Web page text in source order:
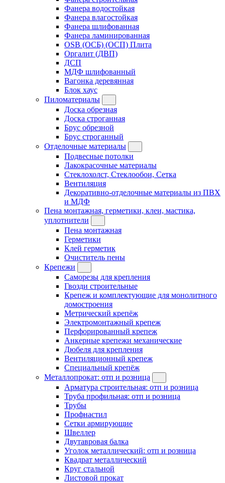
Фанера водостойкая
Фанера влагостойкая
Фанера шлифованная
Фанера ламинированная
OSB (ОСБ) (ОСП) Плита
Оргалит (ДВП)
ДСП
МДФ шлифованный
Вагонка деревянная
Блок хаус
Пиломатериалы
Доска обрезная
Доска строганная
Брус обрезной
Брус строганный
Отделочные материалы
Подвесные потолки
Лакокрасочные материалы
Стеклохолст, Стеклообои, Сетка
Вентиляция
Декоративно-отделочные материалы из ПВХ
и МДФ
Пена монтажная, герметики, клеи, мастика,
уплотнители
Пена монтажная
Герметики
Клей герметик
Очиститель пены
Крепежи
Саморезы для крепления
Гвозди строительные
Крепеж и комплектующие для монолитного
домостроения
Метрический крепёж
Электромонтажный крепеж
Перфорированный крепеж
Анкерные крепежи механические
Дюбеля для крепления
Вентиляционный крепеж
Специальный крепёж
Металлопрокат: отп и розница
Арматура строительная: отп и розница
Труба профильная: отп и розница
Трубы
Профнастил
Сетки армирующие
Швеллер
Двутавровая балка
Уголок металлический: отп и розница
Квадрат металлический
Круг стальной
Листовой прокат